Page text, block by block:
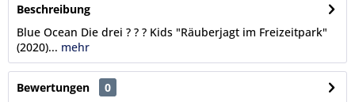
Beschreibung
Blue Ocean Die drei ? ? ? Kids "Räuberjagt im Freizeitpark"
(2020)... mehr
Bewertungen
0